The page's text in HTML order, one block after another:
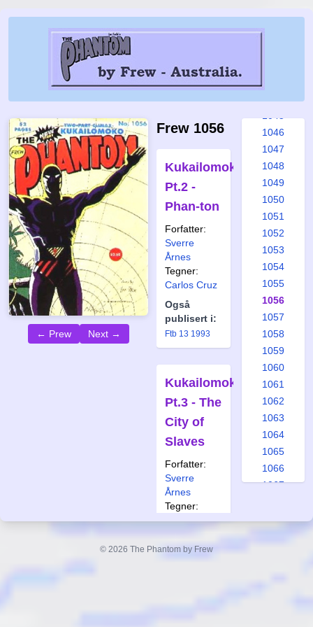
← Prew Next →
Frew 1056
Kukailomoko
Pt.2 -
Phan-ton
Forfatter:
Sverre
Årnes
Tegner:
Carlos Cruz
Også
publisert i:
Ftb 13 1993
Kukailomoko
Pt.3 - The
City of
Slaves
Forfatter:
Sverre
Årnes
Tegner:
Carlos Cruz
publisert i:
1039
1040
1046
1047
1048
1049
1050
1051
1052
1053
1054
1055
1056
1057
1058
1059
1060
1061
1062
1063
1064
1065
1066
1067
© 2026 The Phantom by Frew